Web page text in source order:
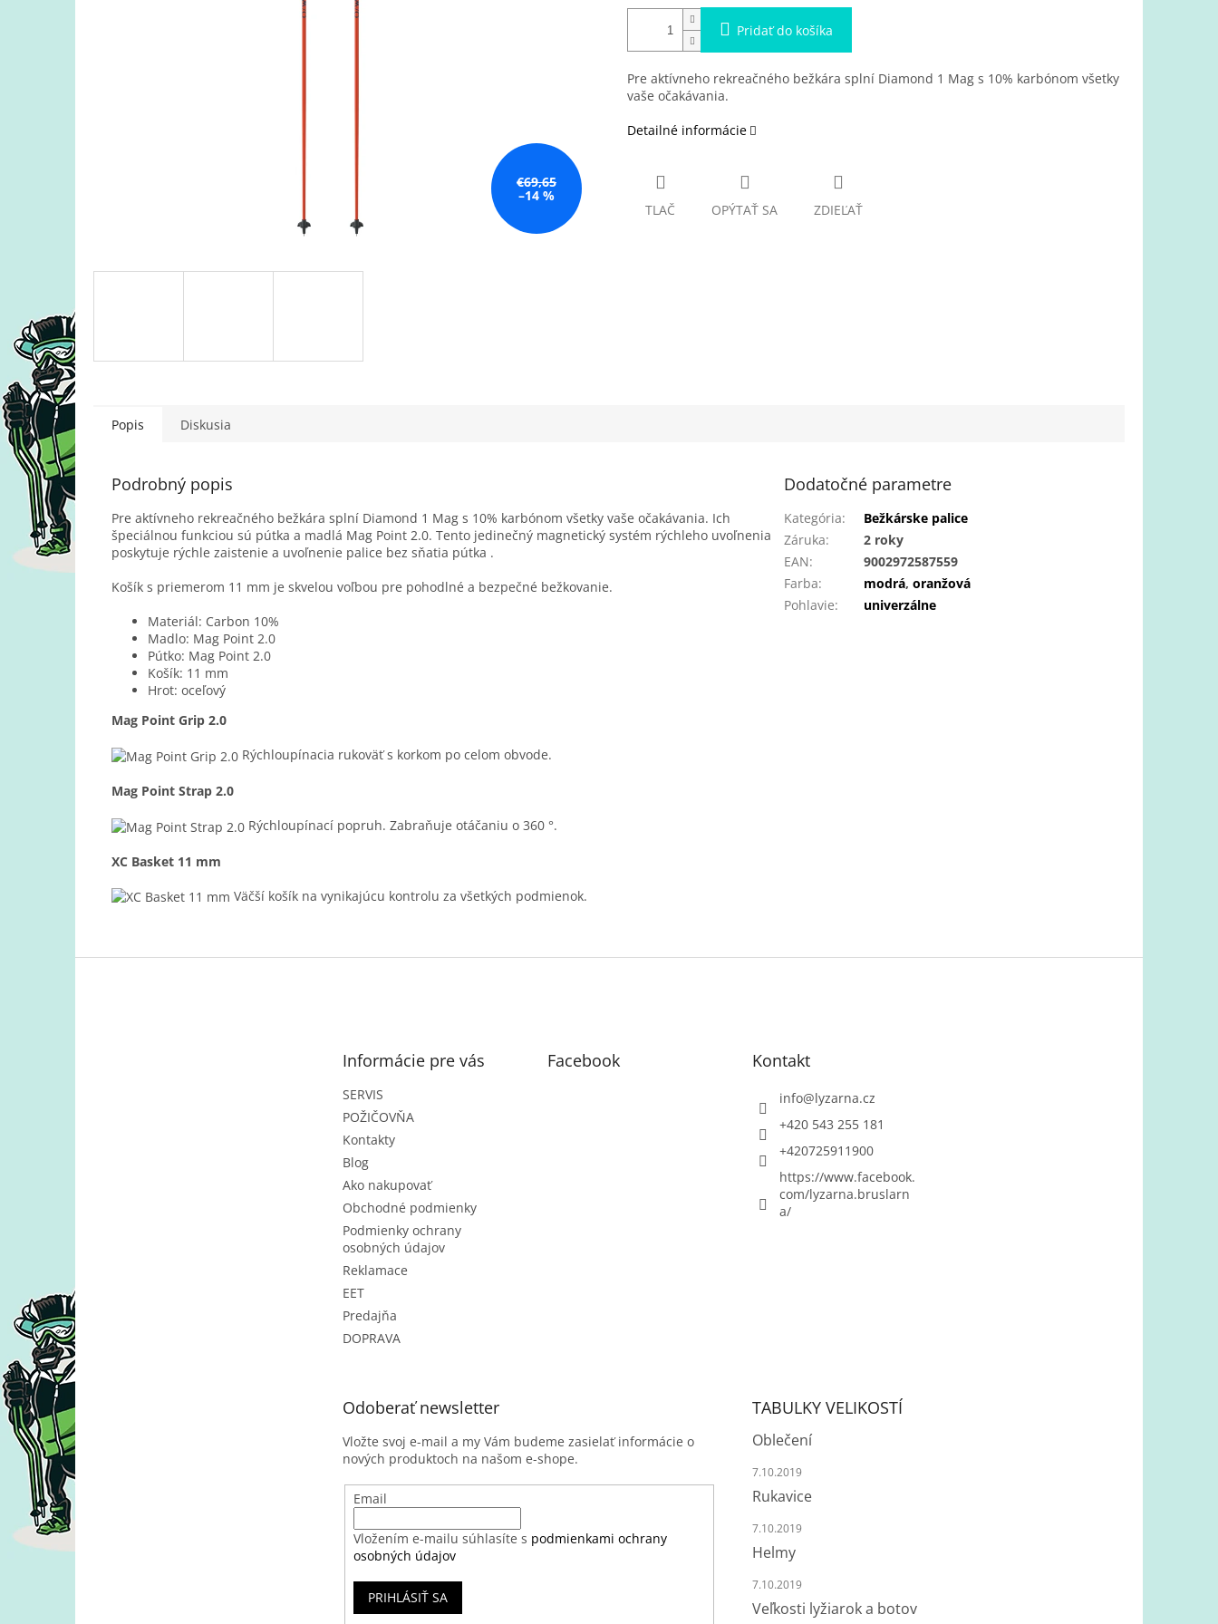
€69,65
–14 %
Pridať do košíka
Pre aktívneho rekreačného bežkára splní Diamond 1 Mag s 10% karbónom všetky
vaše očakávania.
Detailné informácie
TLAČ OPÝTAŤ SA ZDIEĽAŤ
Popis Diskusia
Podrobný popis
Pre aktívneho rekreačného bežkára splní Diamond 1 Mag s 10% karbónom všetky vaše očakávania. Ich
špeciálnou funkciou sú pútka a madlá Mag Point 2.0. Tento jedinečný magnetický systém rýchleho uvoľnenia
poskytuje rýchle zaistenie a uvoľnenie palice bez sňatia pútka .
Košík s priemerom 11 mm je skvelou voľbou pre pohodlné a bezpečné bežkovanie.
Materiál: Carbon 10%
Madlo: Mag Point 2.0
Pútko: Mag Point 2.0
Košík: 11 mm
Hrot: oceľový
Mag Point Grip 2.0
Rýchloupínacia rukoväť s korkom po celom obvode.
Mag Point Strap 2.0
Rýchloupínací popruh. Zabraňuje otáčaniu o 360 °.
XC Basket 11 mm
Väčší košík na vynikajúcu kontrolu za všetkých podmienok.
Dodatočné parametre
Kategória:
Bežkárske palice
Záruka:
2 roky
EAN:
9002972587559
Farba: modrá,oranžová
Pohlavie: univerzálne
Informácie pre vás
SERVIS
POŽIČOVŇA
Kontakty
Blog
Ako nakupovať
Obchodné podmienky
Podmienky ochrany
osobných údajov
Reklamace
EET
Predajňa
DOPRAVA
Facebook Kontakt
info@lyzarna.cz
+420 543 255 181
+420725911900
https://www.facebook.
com/lyzarna.bruslarn
a/
Odoberať newsletter
Vložte svoj e-mail a my Vám budeme zasielať informácie o
nových produktoch na našom e-shope.
Email
Vložením e-mailu súhlasíte s podmienkami ochrany
osobných údajov
PRIHLÁSIŤ SA
TABULKY VELIKOSTÍ
Oblečení
7.10.2019
Rukavice
7.10.2019
Helmy
7.10.2019
Veľkosti lyžiarok a botov